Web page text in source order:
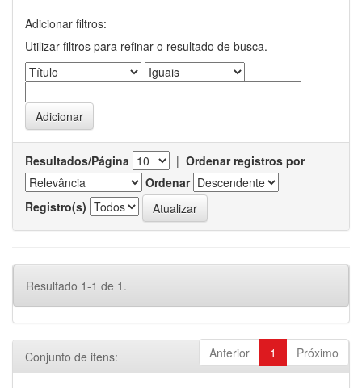
Adicionar filtros:
Utilizar filtros para refinar o resultado de busca.
Resultados/Página | Ordenar registros por
Ordenar
Registro(s)
Resultado 1-1 de 1.
Anterior 1 Próximo
Conjunto de itens: